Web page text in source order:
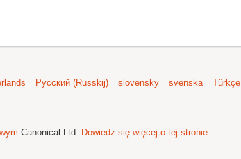
Русский (Russkij) slovensky svenska
Türkçe
Canonical Ltd. Dowiedz się więcej o tej stronie.